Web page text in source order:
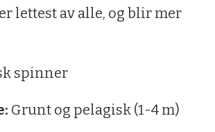
lettest av alle, og blir mer
spinner
Grunt og pelagisk (1-4 m)